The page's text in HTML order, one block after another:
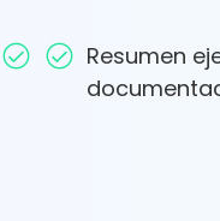
Resumen